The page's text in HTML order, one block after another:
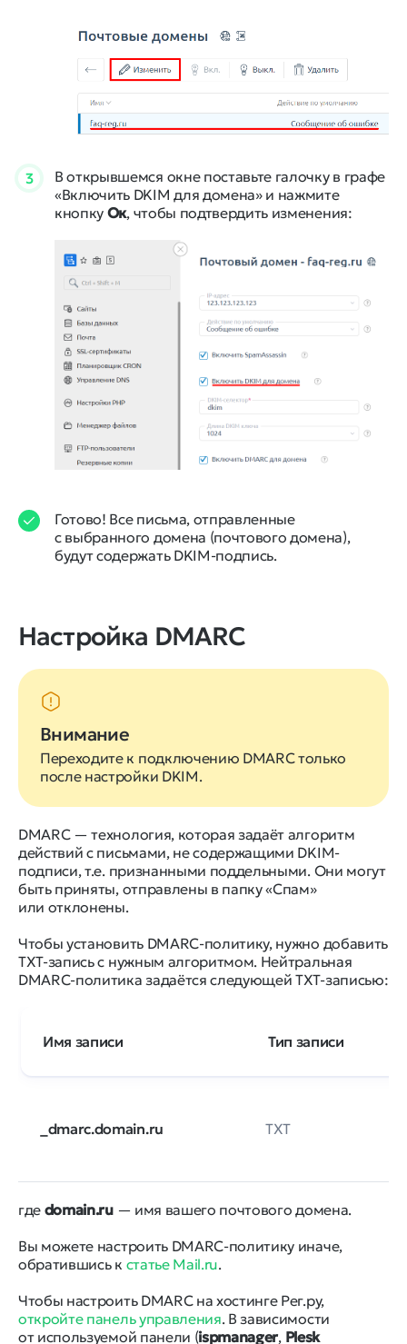
3
В открывшемся окне поставьте галочку в графе
«Включить DKIM для домена» и нажмите
кнопку Ок, чтобы подтвердить изменения:
Готово! Все письма, отправленные
с выбранного домена (почтового домена),
будут содержать DKIM-подпись.
Настройка DMARC
Внимание
Переходите к подключению DMARC только
после настройки DKIM.
DMARC — технология, которая задаёт алгоритм
действий с письмами, не содержащими DKIM-
подписи, т.е. признанными поддельными. Они могут
быть приняты, отправлены в папку «Спам»
или отклонены.
Чтобы установить DMARC-политику, нужно добавить
TXT-запись с нужным алгоритмом. Нейтральная
DMARC-политика задаётся следующей TXT-записью:
Имя записи Тип записи
_dmarc.domain.ru TXT
где domain.ru— имя вашего почтового домена.
Вы можете настроить DMARC-политику иначе,
обратившись к статье Mail.ru.
Чтобы настроить DMARC на хостинге Рег.ру,
откройте панель управления. В зависимости
от используемой панели (ispmanager, Plesk